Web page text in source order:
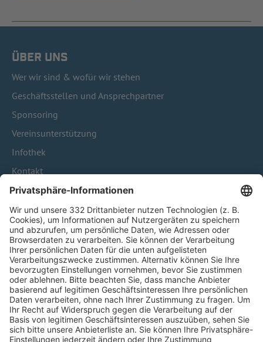
ÜBER UNS
Wer wir sind & wofür wir stehen
Geschäftsstellen und Ansprechpartner
Sponsoring
Vereinsunterstützung
Infothek
Kontakt
HÄUFIG BESUCHTE SEITEN
Pässe und Vereinswechsel
Trainerausbildung
Schulungsangebot Vereinsmitarbeiter
BFV-Geschäftsstellen
Trainerbörse
Login SpielPlus